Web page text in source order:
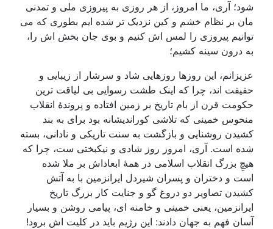
شود؛ آری، ما امروز، از هر روزی به پیروزی ملی و تمدنی
مان بر نظام خشم و کین نزدیک تر شده ایم بطوری که می
توانیم پیروزی را لمس اش کنیم و بوی جان بخش اش را،
به درون سینه کشیم؛
عزیزانم، این روزها روزهایی شاد و سرشار از زیبایی و
حقیقت اند، چرا که اینک طشت رسوایی بی لیاقت ترین
حکومت قرن از بام تاریخ بر زمین افتاده و پروندۀ انقلاب
منحوس خمینی که تلاشی کوراندیشانه بود برای به بند
کشیدن روشنایی و بازگشت به سنت تاریکی و نادانی، بسته
شده است. آری، امروز روز شادی و نیکبختی ست، چرا که
هیچِ بزرگ انقلاب اسلامی در همۀ ابعاداش بر ملا شده
است و دختران و پسران شیردل ایرانزمین با به آتش
کشیدن تصاویر دو دروغ گو و جنایت کار بزرگ تاریخ
ایرانزمین، یعنی خمینی و خامنه ای، پیامی روشن و بسیار
آسان فهم به جهان دادند: این رژیم باید در کلیت اش برود!